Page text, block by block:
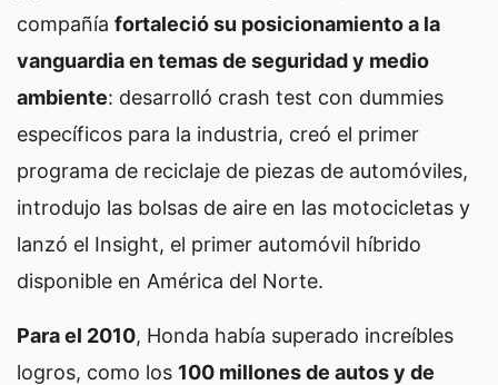
compañía fortaleció su posicionamiento a la
vanguardia en temas de seguridad y medio
ambiente: desarrolló crash test con dummies
específicos para la industria, creó el primer
programa de reciclaje de piezas de automóviles,
introdujo las bolsas de aire en las motocicletas y
lanzó el Insight, el primer automóvil híbrido
disponible en América del Norte.
Para el 2010, Honda había superado increíbles
logros, como los 100 millones de autos y de